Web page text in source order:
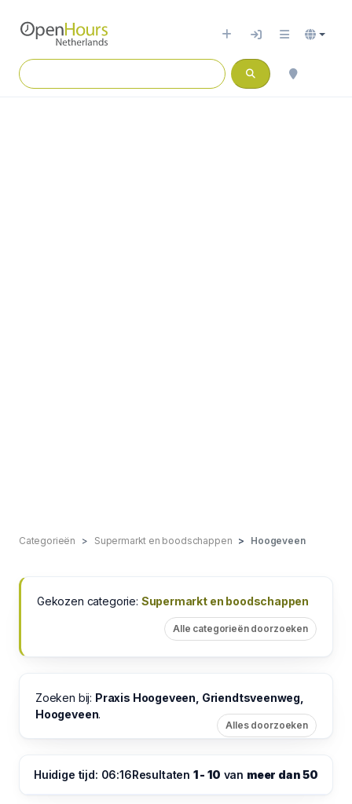
Categorieën Supermarkt en boodschappen Hoogeveen
Gekozen categorie: Supermarkt en boodschappen
Alle categorieën doorzoeken
Zoeken bij: Praxis Hoogeveen, Griendtsveenweg,
Hoogeveen.
Alles doorzoeken
Huidige tijd: 06:16Resultaten 1 - 10 van meer dan 50